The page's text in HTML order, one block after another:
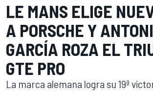
LE MANS ELIGE
A PORSCHE Y
GARCÍA ROZA EL
GTE PRO
La marca alemana logra su 19ª